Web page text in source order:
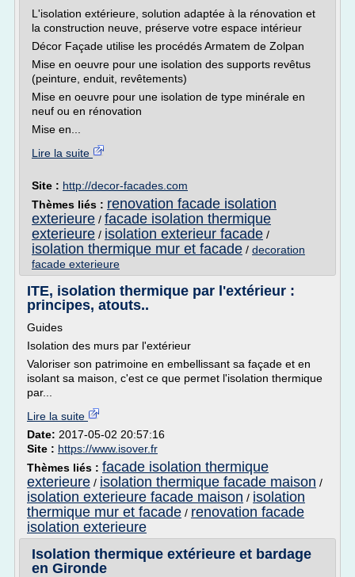
L'isolation extérieure, solution adaptée à la rénovation et
la construction neuve, préserve votre espace intérieur
Décor Façade utilise les procédés Armatem de Zolpan
Mise en oeuvre pour une isolation des supports revêtus
(peinture, enduit, revêtements)
Mise en oeuvre pour une isolation de type minérale en
neuf ou en rénovation
Mise en...
Lire la suite
Site : http://decor-facades.com
Thèmes liés : renovation facade isolation
exterieure / facade isolation thermique
exterieure / isolation exterieur facade /
isolation thermique mur et facade / decoration
facade exterieure
ITE, isolation thermique par l'extérieur :
principes, atouts..
Guides
Isolation des murs par l'extérieur
Valoriser son patrimoine en embellissant sa façade et en
isolant sa maison, c'est ce que permet l'isolation thermique
par...
Lire la suite
Date: 2017-05-02 20:57:16
Site : https://www.isover.fr
Thèmes liés : facade isolation thermique
exterieure / isolation thermique facade maison /
isolation exterieure facade maison / isolation
thermique mur et facade / renovation facade
isolation exterieure
Isolation thermique extérieure et bardage
en Gironde